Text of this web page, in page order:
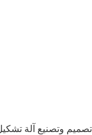
وتصنيع آلة تشكيل